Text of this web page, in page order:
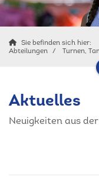
Sie befinden sich hier:
Abteilungen
Turnen,
Aktuelles
Neuigkeiten aus